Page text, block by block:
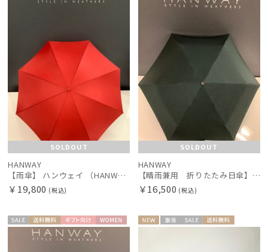
SOLDOUT
HANWAY
【雨傘】 ハンウェイ （HANWAY） Couturier クチュリエ 長傘 日本製
￥19,800 (税込)
SOLDOUT
HANWAY
【晴雨兼用 折りたたみ日傘】ハンウェイ（ＨＡＮＷＡＹ）Shade 4（シェード４）
￥16,500 (税込)
セー 送料無
料
ギフト
向け
WOME
N
NEW取寄 セー 送料無